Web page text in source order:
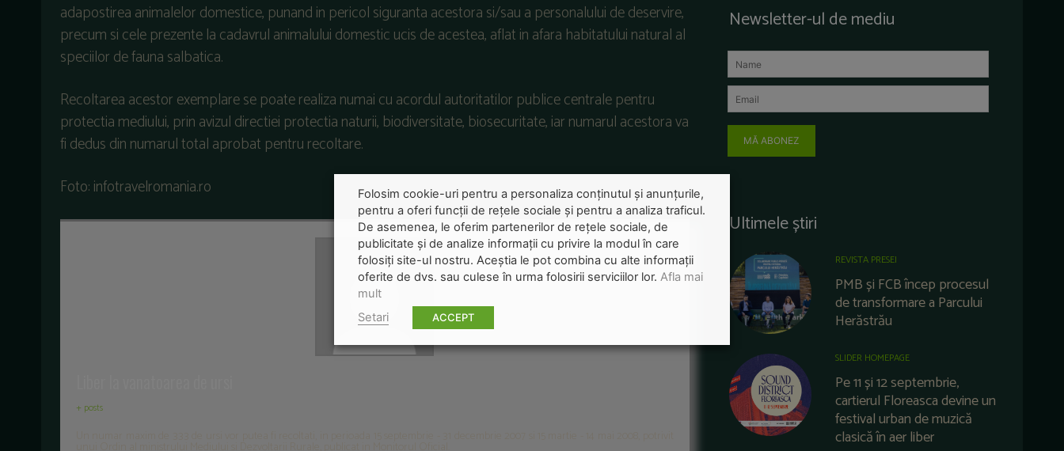
adapostirea animalelor domestice, punand in pericol siguranta acestora si/sau a personalului de deservire,
precum si cele prezente la cadavrul animalului domestic ucis de acestea, aflat in afara habitatului natural al
speciilor de fauna salbatica.
Recoltarea acestor exemplare se poate realiza numai cu acordul autoritatilor publice centrale pentru
protectia mediului, prin avizul directiei protectia naturii, biodiversitate, biosecuritate, iar numarul acestora va
fi dedus din numarul total aprobat pentru recoltare.
Foto: infotravelromania.ro
+ posts
Newsletter-ul de mediu
MĂ ABONEZ
Ultimele știri
REVISTA PRESEI
PMB și FCB încep procesul
de transformare a Parcului
Herăstrău
SLIDER HOMEPAGE
Pe 11 și 12 septembrie,
cartierul Floreasca devine un
festival urban de muzică
clasică în aer liber
Folosim cookie-uri pentru a personaliza conținutul și anunțurile,
pentru a oferi funcții de rețele sociale și pentru a analiza traficul.
De asemenea, le oferim partenerilor de rețele sociale, de
publicitate și de analize informații cu privire la modul în care
folosiți site-ul nostru. Aceștia le pot combina cu alte informații
oferite de dvs. sau culese în urma folosirii serviciilor lor. Afla mai
mult
Setari
ACCEPT